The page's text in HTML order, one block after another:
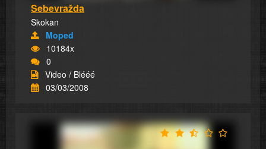
Sebevražda
Skokan
Moped
10184x
0
Video / Blééé
03/03/2008